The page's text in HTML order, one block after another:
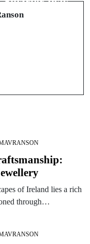
of Ireland lies a rich
through…